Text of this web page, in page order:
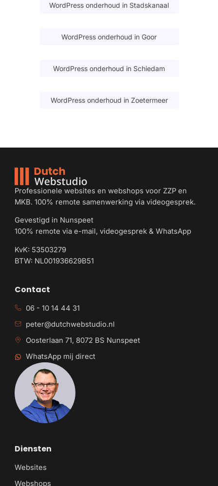
WordPress onderhoud in Stadskanaal
WordPress onderhoud in Goor
WordPress onderhoud in Schiedam
WordPress onderhoud in Zoetermeer
Professionele websites en webshops voor ZZP en
MKB. 100% remote samenwerking via videogesprek.
Gevestigd in Nunspeet
100% remote via e-mail, videogesprek & WhatsApp
KvK: 53503279
BTW: NL001936629B51
Diensten
Websites
Webshops
Contact
06 - 10 14 44 31
peter@dutchwebstudio.nl
Oosterlaan 71, 8072 BS Nunspeet
WhatsApp mij direct